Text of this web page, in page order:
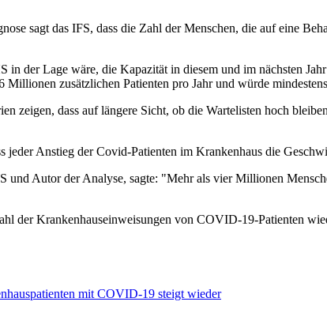
sagt das IFS, dass die Zahl der Menschen, die auf eine
in der Lage wäre, die Kapazität in diesem und im nächsten
Millionen zusätzlichen Patienten pro Jahr und würde
zeigen, dass auf längere Sicht, ob die Wartelisten hoch
jeder Anstieg der Covid-Patienten im Krankenhaus die
und Autor der Analyse, sagte: "Mehr als vier Millionen
der Krankenhauseinweisungen von COVID-19-Patienten
mit COVID-19 steigt wieder